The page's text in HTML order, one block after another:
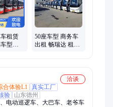
租赁
型齐
50座车型 商务车
出租 畅瑞达 租期
洽谈
合体验L1 真实工厂
验
山东德州
电动巡逻车、大巴车、老爷车